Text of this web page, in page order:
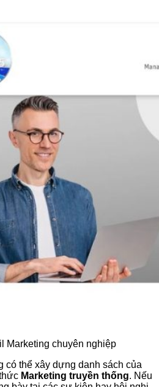
Marketing chuyên nghiệp
có thể xây dựng danh sách của
Marketing truyền thống. Nếu